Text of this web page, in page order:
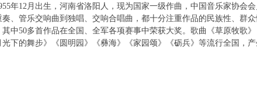
12月出生，河南省洛阳人，现为国家一级作曲，中国音乐家协会
、管乐交响曲到独唱、交响合唱曲，都十分注重作品的民族性、群
中50多首作品在全国、全军各项赛事中荣获大奖。歌曲《草原牧歌
下的舞步》《圆明园》《彝海》《家园颂》《砺兵》等流行全国，产